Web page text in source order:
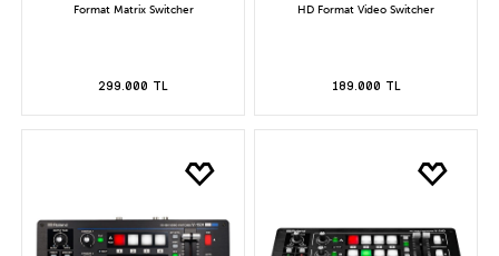
Format Matrix Switcher
299.000 TL
HD Format Video Switcher
189.000 TL